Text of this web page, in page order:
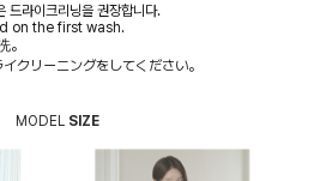
드라이크리닝을 권장합니다.
on the first wash.
。
クリーニングをしてください。
MODEL SIZE